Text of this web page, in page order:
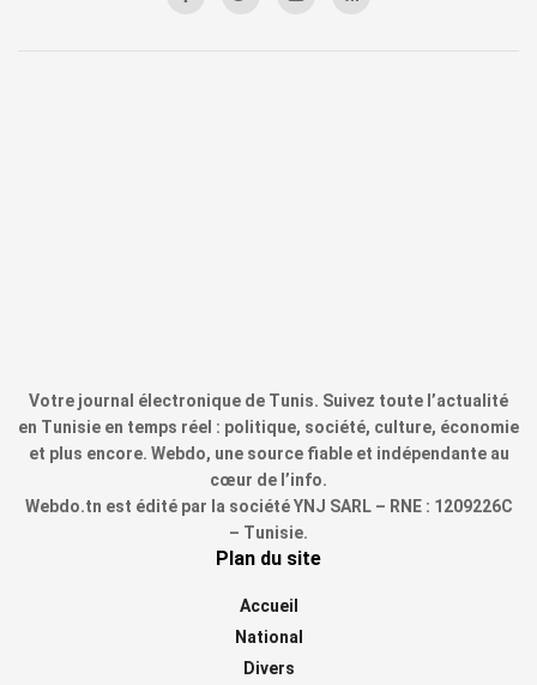
Votre journal électronique de Tunis. Suivez toute l’actualité
en Tunisie en temps réel : politique, société, culture, économie
et plus encore. Webdo, une source fiable et indépendante au
cœur de l’info.
Webdo.tn est édité par la société YNJ SARL – RNE : 1209226C
– Tunisie.
Plan du site
Accueil
National
Divers